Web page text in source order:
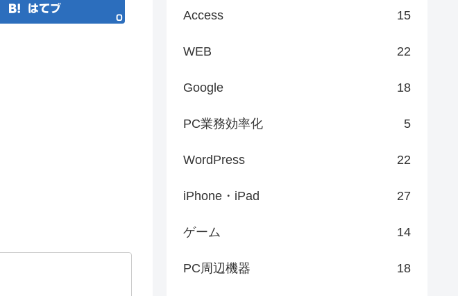
はてブ
0 Access 15
WEB 22
Google 18
PC業務効率化 5
WordPress 22
iPhone・iPad 27
ゲーム 14
PC周辺機器 18